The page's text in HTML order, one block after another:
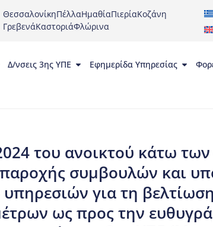
ΘεσσαλονίκηΠέλλαΗμαθίαΠιερίαΚοζάνη
ΓρεβενάΚαστοριάΦλώρινα
Δ/νσεις 3ης ΥΠΕ Εφημερίδα Υπηρεσίας
του ανοικτού κάτω
συμβουλών και
για τη
ως προς την